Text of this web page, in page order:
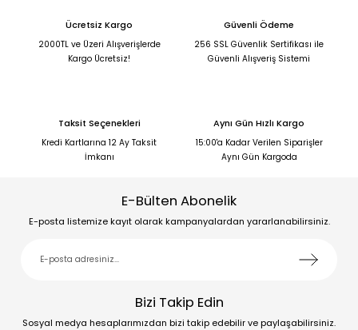
Ücretsiz Kargo
2000TL ve Üzeri Alışverişlerde
Kargo Ücretsiz!
Güvenli Ödeme
256 SSL Güvenlik Sertifikası ile
Güvenli Alışveriş Sistemi
Taksit Seçenekleri
Kredi Kartlarına 12 Ay Taksit
İmkanı
Aynı Gün Hızlı Kargo
15:00'a Kadar Verilen Siparişler
Aynı Gün Kargoda
E-Bülten Abonelik
E-posta listemize kayıt olarak kampanyalardan yararlanabilirsiniz.
Bizi Takip Edin
Sosyal medya hesaplarımızdan bizi takip edebilir ve paylaşabilirsiniz.